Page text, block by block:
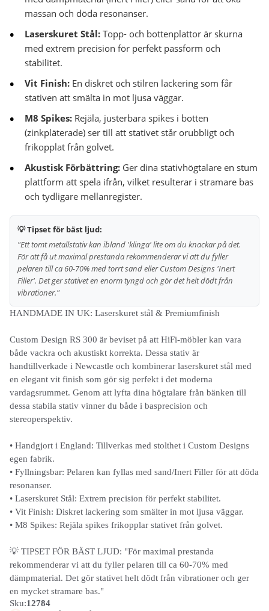
massan och döda resonanser.
Laserskuret Stål: Topp- och bottenplattor är skurna
med extrem precision för perfekt passform och
stabilitet.
Vit Finish: En diskret och stilren lackering som får
stativen att smälta in mot ljusa väggar.
M8 Spikes: Rejäla, justerbara spikes i botten
(zinkpläterade) ser till att stativet står orubbligt och
frikopplat från golvet.
Akustisk Förbättring: Ger dina stativhögtalare en stum
plattform att spela ifrån, vilket resulterar i stramare bas
och tydligare mellanregister.
💡 Tipset för bäst ljud:
"Ett tomt metallstativ kan ibland 'klinga' lite om du knackar på det.
För att få ut maximal prestanda rekommenderar vi att du fyller
pelaren till ca 60-70% med torrt sand eller Custom Designs 'Inert
Filler'. Det ger stativet en enorm tyngd och gör det helt dödt från
vibrationer."
HANDMADE IN UK: Laserskuret stål & Premiumfinish
Custom Design RS 300 är beviset på att HiFi-möbler kan vara
både vackra och akustiskt korrekta. Dessa stativ är
handtillverkade i Newcastle och kombinerar laserskuret stål med
en elegant vit finish som gör sig perfekt i det moderna
vardagsrummet. Genom att lyfta dina högtalare från bänken till
dessa stabila stativ vinner du både i basprecision och
stereoperspektiv.
• Handgjort i England: Tillverkas med stolthet i Custom Designs
egen fabrik.
• Fyllningsbar: Pelaren kan fyllas med sand/Inert Filler för att döda
resonanser.
• Laserskuret Stål: Extrem precision för perfekt stabilitet.
• Vit Finish: Diskret lackering som smälter in mot ljusa väggar.
• M8 Spikes: Rejäla spikes frikopplar stativet från golvet.
💡 TIPSET FÖR BÄST LJUD: "För maximal prestanda
rekommenderar vi att du fyller pelaren till ca 60-70% med
dämpmaterial. Det gör stativet helt dödt från vibrationer och ger
en mycket stramare bas."
Sku:12784